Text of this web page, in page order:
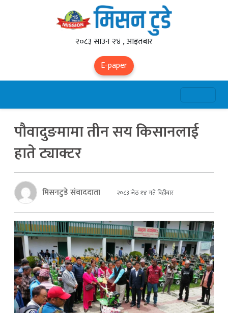
२०८३ साउन २४ , आइतबार
E-paper
पौवादुङमामा तीन सय किसानलाई
हाते ट्याक्टर
मिसनटुडे संवाददाता २०८३ जेठ १४ गते बिहीबार